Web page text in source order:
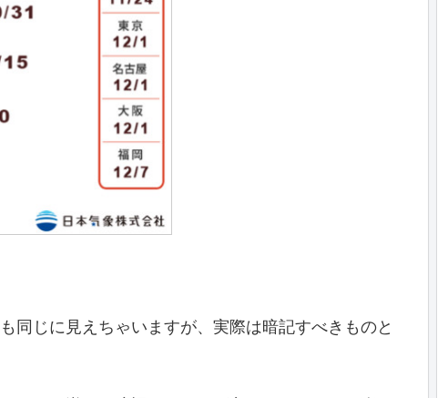
同じに見えちゃいますが、実際は暗記すべきものと